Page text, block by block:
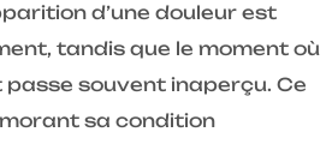
d’une douleur est
tandis que le moment où
souvent inaperçu. Ce
sa condition